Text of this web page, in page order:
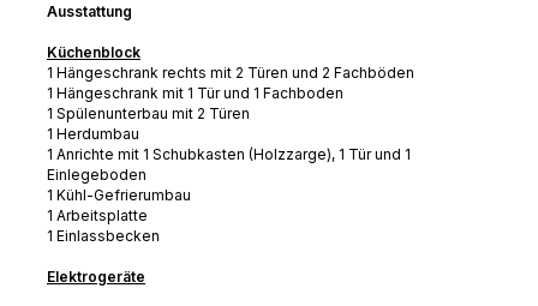
Ausstattung
Küchenblock
1 Hängeschrank rechts mit 2 Türen und 2 Fachböden
1 Hängeschrank mit 1 Tür und 1 Fachboden
1 Spülenunterbau mit 2 Türen
1 Herdumbau
1 Anrichte mit 1 Schubkasten (Holzzarge), 1 Tür und 1
Einlegeboden
1 Kühl-Gefrierumbau
1 Arbeitsplatte
1 Einlassbecken
Elektrogeräte